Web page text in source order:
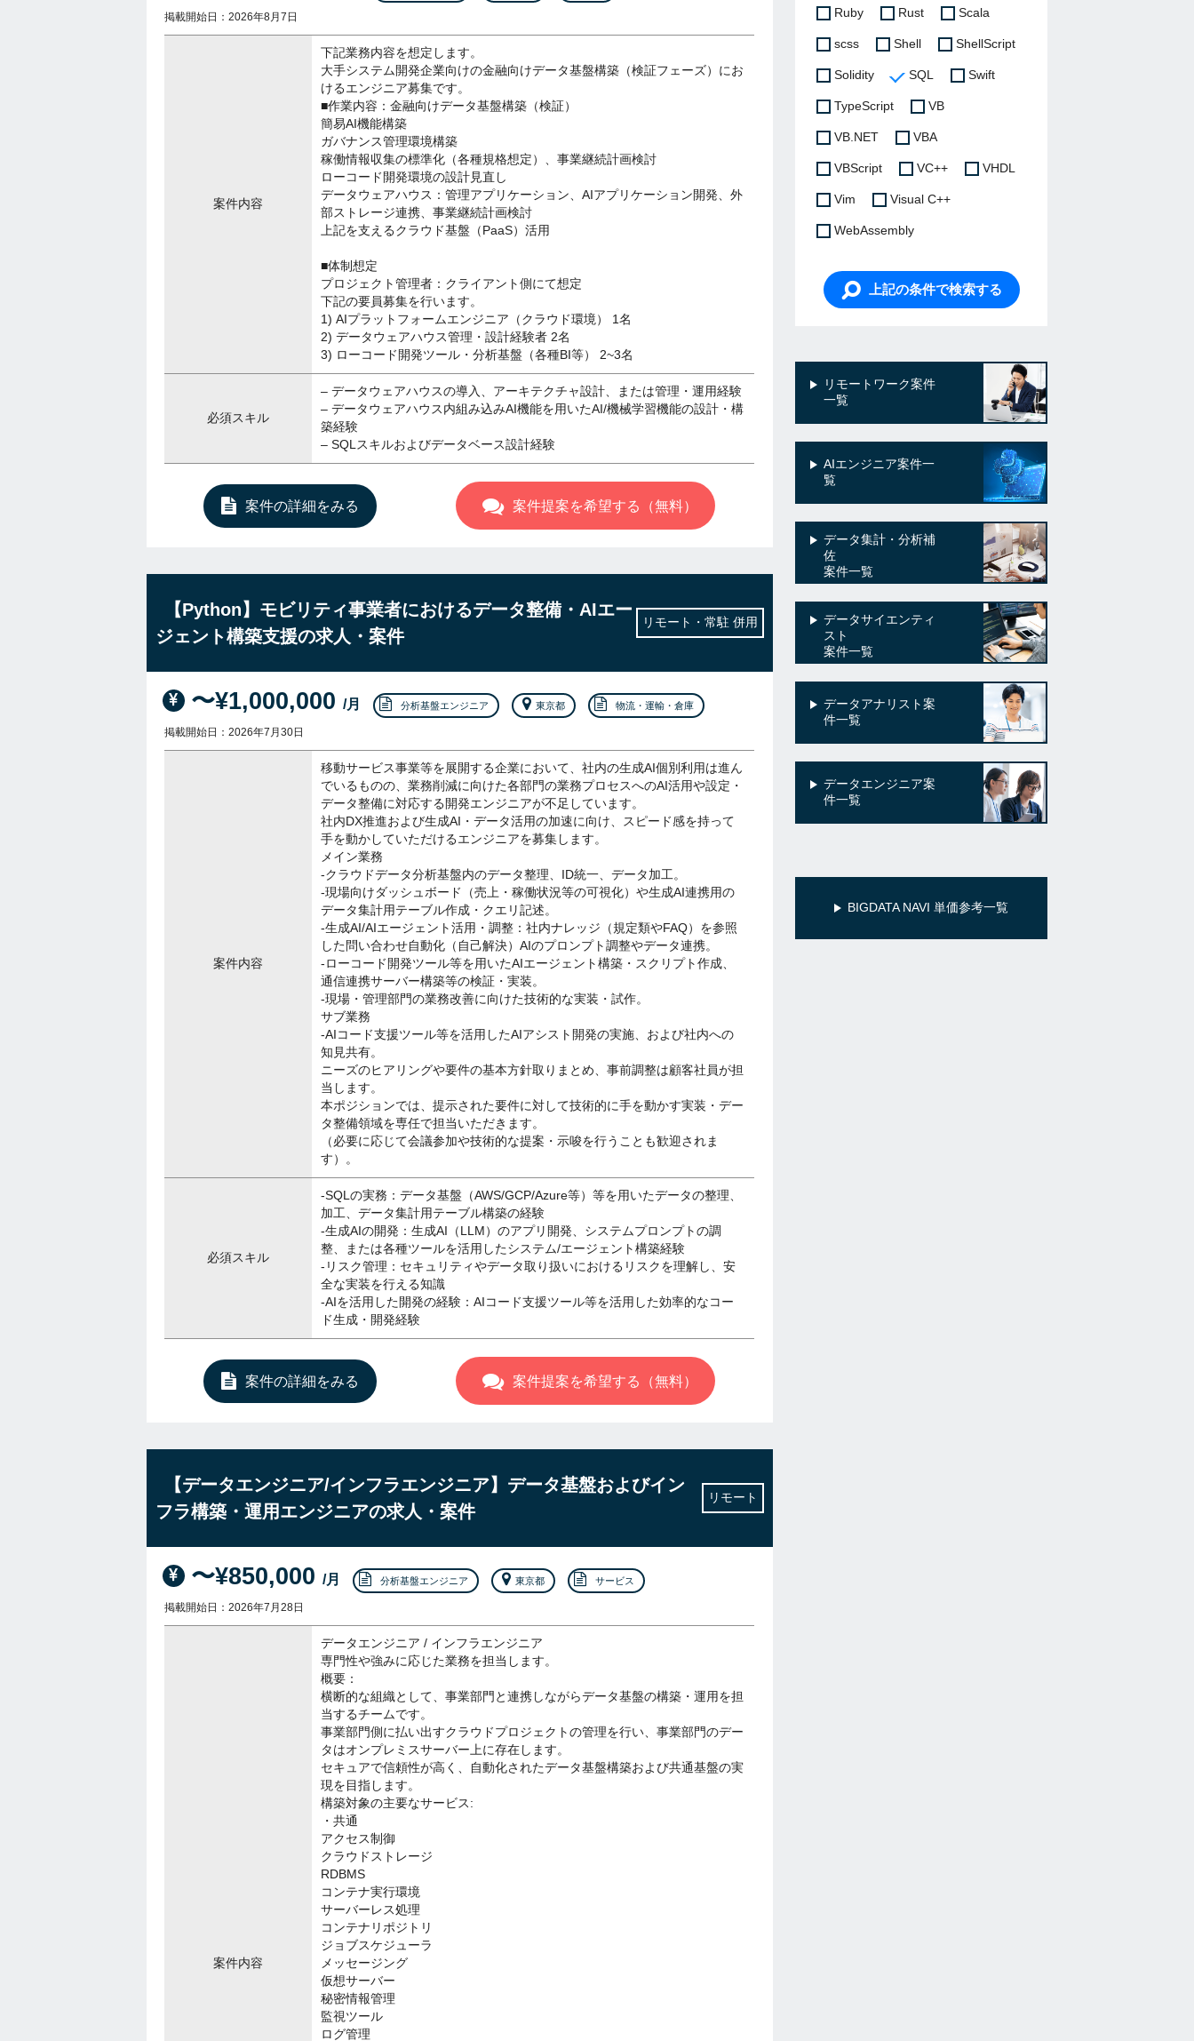
Ruby Rust Scala
scss Shell ShellScript
Solidity SQL Swift
TypeScript VB
VB.NET VBA
VBScript VC++ VHDL
Vim Visual C++
WebAssembly
上記の条件で検索する
リモートワーク案件
一覧
AIエンジニア案件一
覧
データ集計・分析補
佐
案件一覧
データサイエンティ
スト
案件一覧
データアナリスト案
件一覧
データエンジニア案
件一覧
BIGDATA NAVI 単価参考一覧
掲載開始日：2026年8月7日
案件内容
下記業務内容を想定します。
大手システム開発企業向けの金融向けデータ基盤構築（検証フェーズ）にお
けるエンジニア募集です。
■作業内容：金融向けデータ基盤構築（検証）
簡易AI機能構築
ガバナンス管理環境構築
稼働情報収集の標準化（各種規格想定）、事業継続計画検討
ローコード開発環境の設計見直し
データウェアハウス：管理アプリケーション、AIアプリケーション開発、外
部ストレージ連携、事業継続計画検討
上記を支えるクラウド基盤（PaaS）活用
■体制想定
プロジェクト管理者：クライアント側にて想定
下記の要員募集を行います。
1) AIプラットフォームエンジニア（クラウド環境） 1名
2) データウェアハウス管理・設計経験者 2名
3) ローコード開発ツール・分析基盤（各種BI等） 2~3名
必須スキル
– データウェアハウスの導入、アーキテクチャ設計、または管理・運用経験
– データウェアハウス内組み込みAI機能を用いたAI/機械学習機能の設計・構
築経験
– SQLスキルおよびデータベース設計経験
案件の詳細をみる 案件提案を希望する（無料）
【Python】モビリティ事業者におけるデータ整備・AIエー
ジェント構築支援の求人・案件
リモート・常駐 併用
〜¥1,000,000 /月 分析基盤エンジニア 東京都 物流・運輸・倉庫
掲載開始日：2026年7月30日
案件内容
移動サービス事業等を展開する企業において、社内の生成AI個別利用は進ん
でいるものの、業務削減に向けた各部門の業務プロセスへのAI活用や設定・
データ整備に対応する開発エンジニアが不足しています。
社内DX推進および生成AI・データ活用の加速に向け、スピード感を持って
手を動かしていただけるエンジニアを募集します。
メイン業務
-クラウドデータ分析基盤内のデータ整理、ID統一、データ加工。
-現場向けダッシュボード（売上・稼働状況等の可視化）や生成AI連携用の
データ集計用テーブル作成・クエリ記述。
-生成AI/AIエージェント活用・調整：社内ナレッジ（規定類やFAQ）を参照
した問い合わせ自動化（自己解決）AIのプロンプト調整やデータ連携。
-ローコード開発ツール等を用いたAIエージェント構築・スクリプト作成、
通信連携サーバー構築等の検証・実装。
-現場・管理部門の業務改善に向けた技術的な実装・試作。
サブ業務
-AIコード支援ツール等を活用したAIアシスト開発の実施、および社内への
知見共有。
ニーズのヒアリングや要件の基本方針取りまとめ、事前調整は顧客社員が担
当します。
本ポジションでは、提示された要件に対して技術的に手を動かす実装・デー
タ整備領域を専任で担当いただきます。
（必要に応じて会議参加や技術的な提案・示唆を行うことも歓迎されま
す）。
必須スキル
-SQLの実務：データ基盤（AWS/GCP/Azure等）等を用いたデータの整理、
加工、データ集計用テーブル構築の経験
-生成AIの開発：生成AI（LLM）のアプリ開発、システムプロンプトの調
整、または各種ツールを活用したシステム/エージェント構築経験
-リスク管理：セキュリティやデータ取り扱いにおけるリスクを理解し、安
全な実装を行える知識
-AIを活用した開発の経験：AIコード支援ツール等を活用した効率的なコー
ド生成・開発経験
案件の詳細をみる 案件提案を希望する（無料）
【データエンジニア/インフラエンジニア】データ基盤およびイン
フラ構築・運用エンジニアの求人・案件
リモート
〜¥850,000 /月 分析基盤エンジニア 東京都 サービス
掲載開始日：2026年7月28日
案件内容
データエンジニア / インフラエンジニア
専門性や強みに応じた業務を担当します。
概要：
横断的な組織として、事業部門と連携しながらデータ基盤の構築・運用を担
当するチームです。
事業部門側に払い出すクラウドプロジェクトの管理を行い、事業部門のデー
タはオンプレミスサーバー上に存在します。
セキュアで信頼性が高く、自動化されたデータ基盤構築および共通基盤の実
現を目指します。
構築対象の主要なサービス:
・共通
アクセス制御
クラウドストレージ
RDBMS
コンテナ実行環境
サーバーレス処理
コンテナリポジトリ
ジョブスケジューラ
メッセージング
仮想サーバー
秘密情報管理
監視ツール
ログ管理